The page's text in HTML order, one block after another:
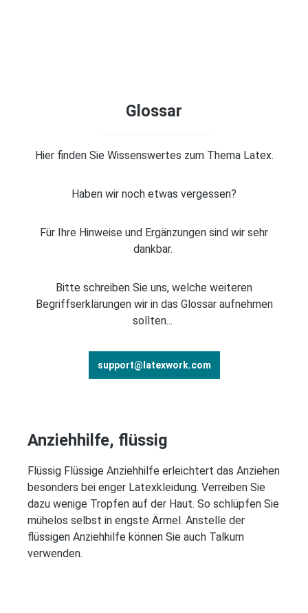
Glossar
Hier finden Sie Wissenswertes zum Thema Latex.
Haben wir noch etwas vergessen?
Für Ihre Hinweise und Ergänzungen sind wir sehr
dankbar.
Bitte schreiben Sie uns, welche weiteren
Begriffserklärungen wir in das Glossar aufnehmen
sollten...
support@latexwork.com
Anziehhilfe, flüssig
Flüssig Flüssige Anziehhilfe erleichtert das Anziehen
besonders bei enger Latexkleidung. Verreiben Sie
dazu wenige Tropfen auf der Haut. So schlüpfen Sie
mühelos selbst in engste Ärmel. Anstelle der
flüssigen Anziehhilfe können Sie auch Talkum
verwenden.